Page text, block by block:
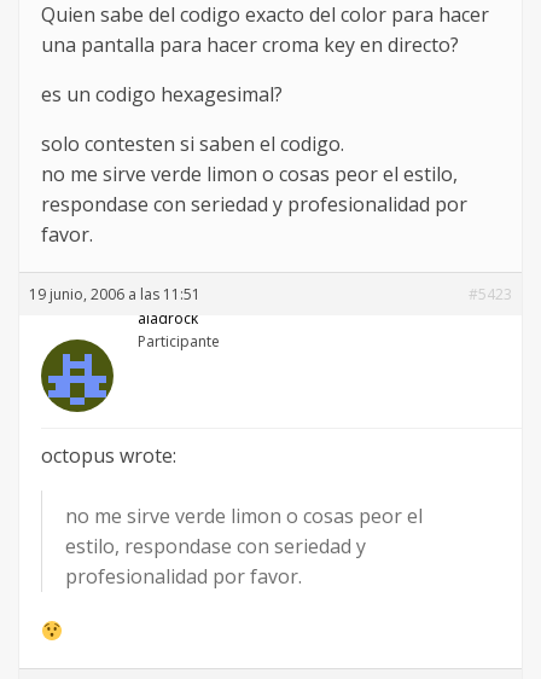
Quien sabe del codigo exacto del color para hacer
una pantalla para hacer croma key en directo?
es un codigo hexagesimal?
solo contesten si saben el codigo.
no me sirve verde limon o cosas peor el estilo,
respondase con seriedad y profesionalidad por
favor.
19 junio, 2006 a las 11:51
#5423
aladrock
Participante
octopus wrote:
no me sirve verde limon o cosas peor el
estilo, respondase con seriedad y
profesionalidad por favor.